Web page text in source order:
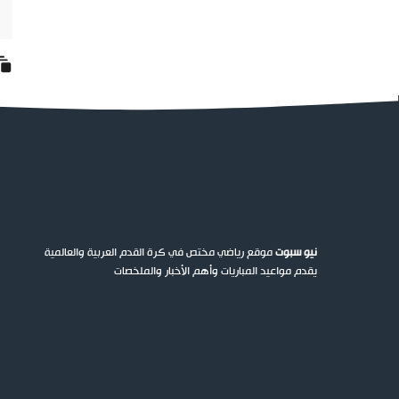
نيو سبوتموقع رياضي مختص في كرة القدم العربية والعالمية
يقدم مواعيد المباريات وأهم الأخبار والملخصات